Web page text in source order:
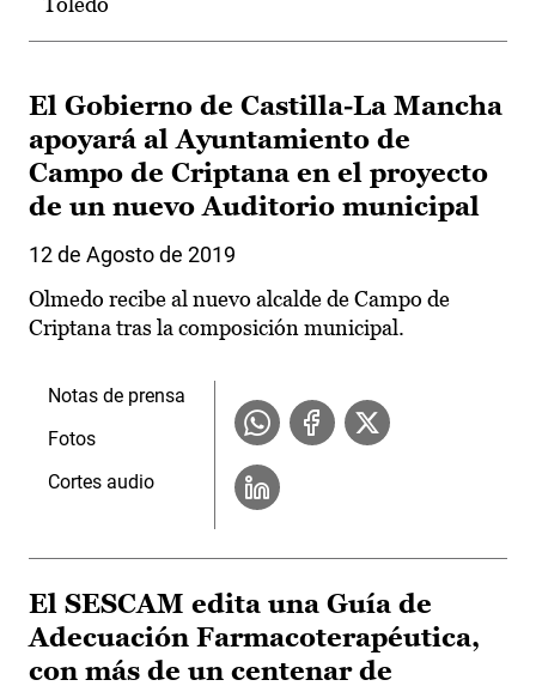
El Gobierno de Castilla-La Mancha
apoyará al Ayuntamiento de
Campo de Criptana en el proyecto
de un nuevo Auditorio municipal
12 de Agosto de 2019
Olmedo recibe al nuevo alcalde de Campo de
Criptana tras la composición municipal.
Notas de prensa
Fotos
Cortes audio
El SESCAM edita una Guía de
Adecuación Farmacoterapéutica,
con más de un centenar de